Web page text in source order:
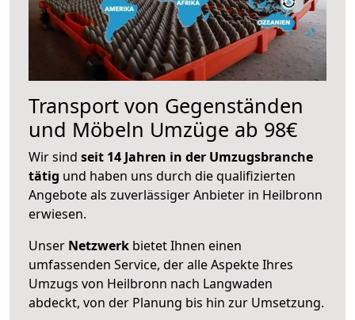
Transport von Gegenständen
und Möbeln Umzüge ab 98€
Wir sind seit 14 Jahren in der Umzugsbranche
tätig und haben uns durch die qualifizierten
Angebote als zuverlässiger Anbieter in Heilbronn
erwiesen.
Unser Netzwerk bietet Ihnen einen
umfassenden Service, der alle Aspekte Ihres
Umzugs von Heilbronn nach Langwaden
abdeckt, von der Planung bis hin zur Umsetzung.